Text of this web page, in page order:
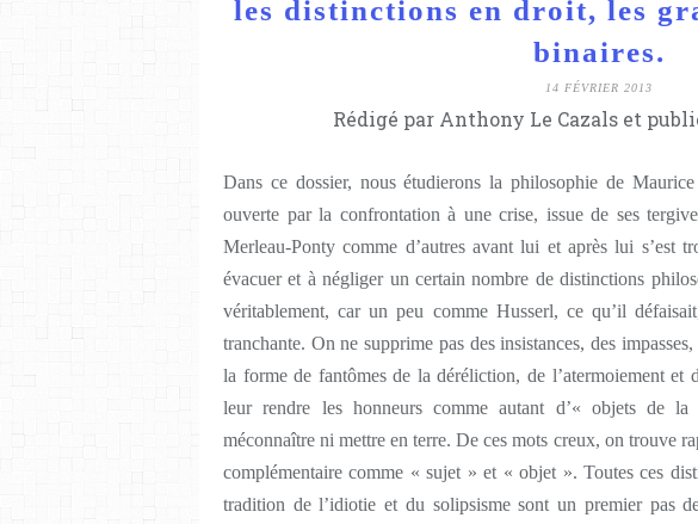
les distinctions en droit, les
binaires.
14 FÉVRIER 2013
Rédigé par Anthony Le Cazals et
Dans ce dossier, nous étudierons la philosophie de
ouverte par la confrontation à une crise, issue de ses
Merleau-Ponty comme d’autres avant lui et après lui s’est
évacuer et à négliger un certain nombre de distinctions
véritablement, car un peu comme Husserl, ce qu’il
tranchante. On ne supprime pas des insistances, des
la forme de fantômes de la déréliction, de l’atermoiement
leur rendre les honneurs comme autant d’« objets de
méconnaître ni mettre en terre. De ces mots creux, on trouve
complémentaire comme « sujet » et « objet ». Toutes ces
tradition de l’idiotie et du solipsisme sont un premier pas